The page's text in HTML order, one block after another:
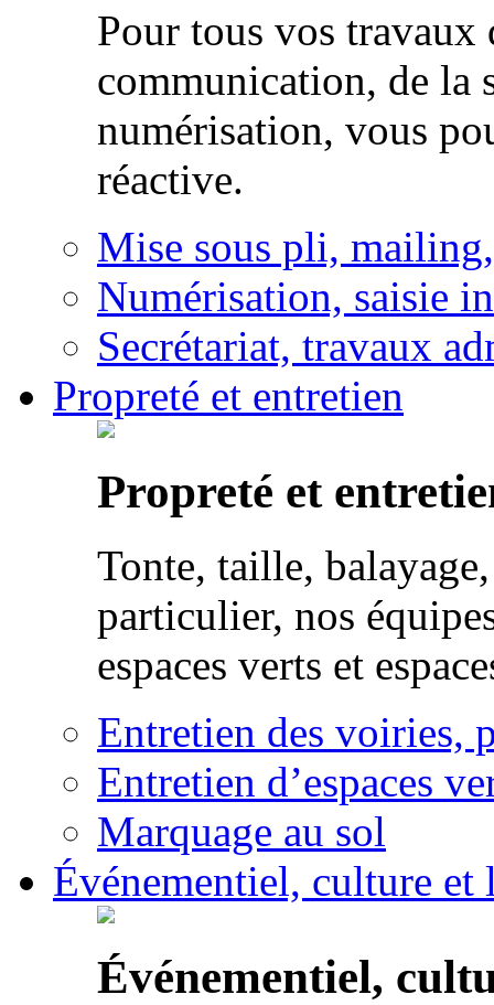
Pour tous vos travaux
communication, de la
numérisation, vous
réactive.
Mise sous pli,
Numérisation, saisie
Secrétariat, travaux
Propreté et entretien
Propreté et
Tonte, taille,
particulier, nos
espaces verts et
Entretien des voiries,
Entretien d’espaces
Marquage au sol
Événementiel, culture et
Événementiel,